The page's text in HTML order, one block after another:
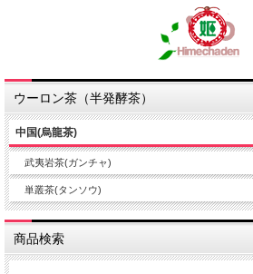
ウーロン茶（半発酵茶）
中国(烏龍茶)
武夷岩茶(ガンチャ)
単叢茶(タンソウ)
商品検索